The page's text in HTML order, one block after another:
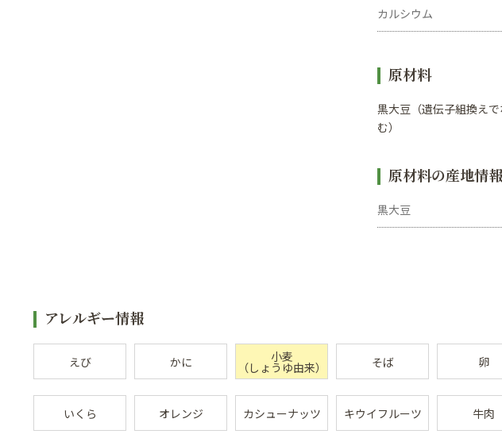
カルシウム
原材料
黒大豆（遺伝子組換え
む）
原材料の産地情報
黒大豆
アレルギー情報
えび かに 小麦
（しょうゆ由来） そば 卵
いくら オレンジ カシューナッツ キウイフルーツ 牛肉